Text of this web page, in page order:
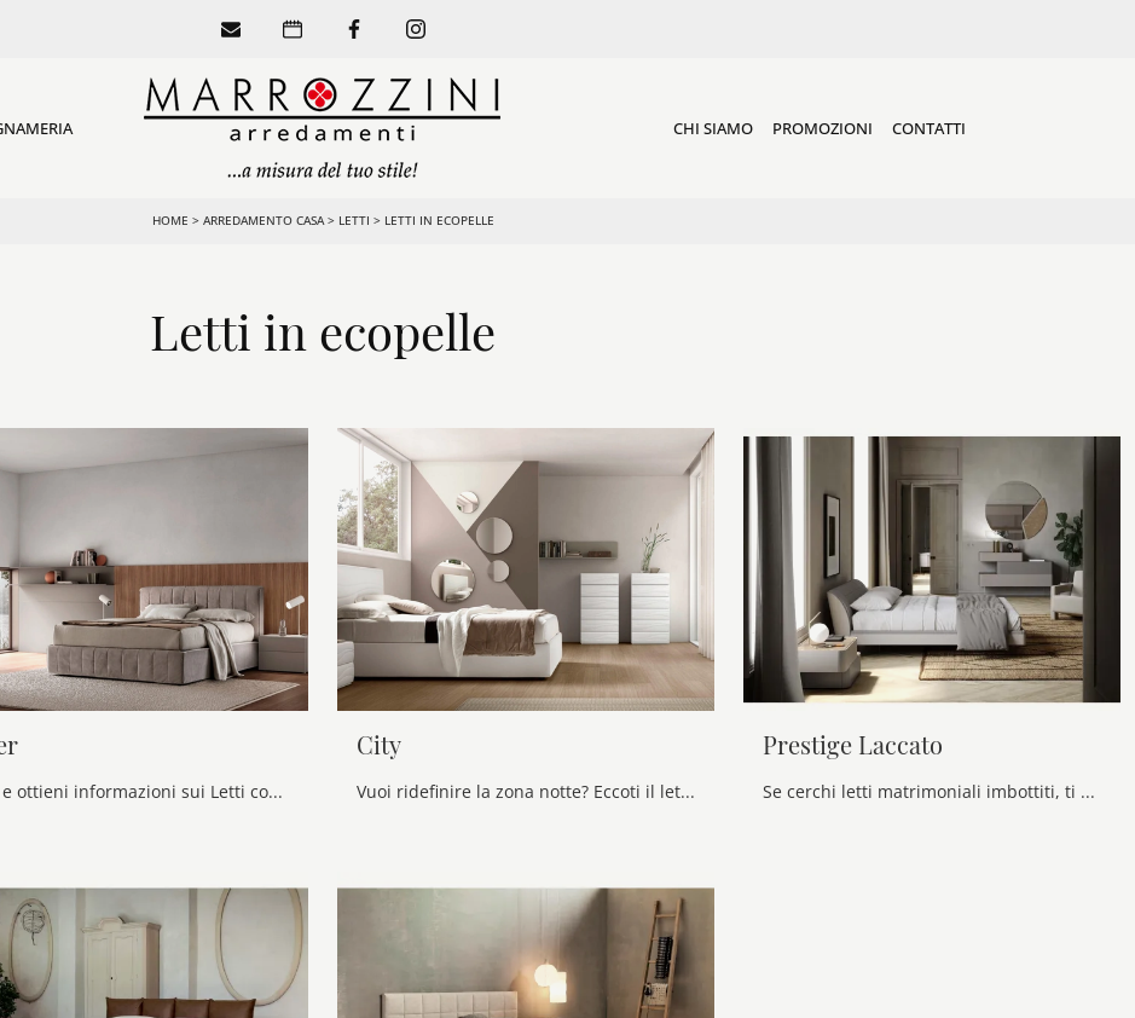
CHI SIAMO PROMOZIONI CONTATTI
HOME > ARREDAMENTO CASA> LETTI > LETTI IN ECOPELLE
Letti in ecopelle
Clicca e ottieni informazioni sui Letti con contenitore: se vuoi modelli matrimoniali moderni, il modello Oliver Maronese fa al caso tuo.
City
Vuoi ridefinire la zona notte? Eccoti il letto in ecopelle City di Maronese per spazi moderni.
Prestige Laccato
Se cerchi letti matrimoniali imbottiti, ti presentiamo il modello Prestige Laccato in ecopelle per arricchire la camera da letto.